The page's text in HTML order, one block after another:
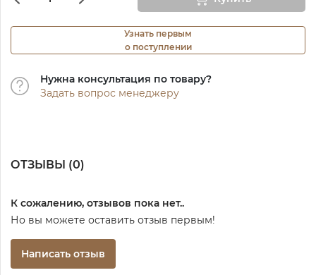
Узнать первым
о поступлении
Нужна консультация по товару?
Задать вопрос менеджеру
ОТЗЫВЫ (0)
К сожалению, отзывов пока нет..
Но вы можете оставить отзыв первым!
Написать отзыв